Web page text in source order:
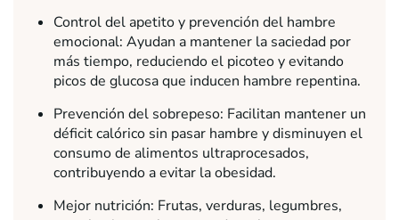
Control del apetito y prevención del hambre
emocional: Ayudan a mantener la saciedad por
más tiempo, reduciendo el picoteo y evitando
picos de glucosa que inducen hambre repentina.
Prevención del sobrepeso: Facilitan mantener un
déficit calórico sin pasar hambre y disminuyen el
consumo de alimentos ultraprocesados,
contribuyendo a evitar la obesidad.
Mejor nutrición: Frutas, verduras, legumbres,